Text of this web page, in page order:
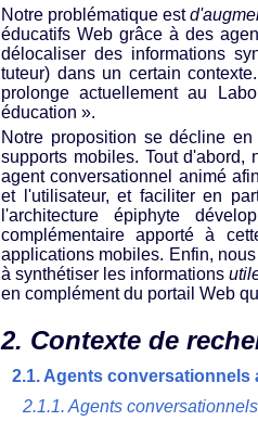
Notre problématique est
éducatifs Web grâce à des
délocaliser des informations
tuteur) dans un certain
prolonge actuellement au
éducation ».
Notre proposition se décline
supports mobiles. Tout d'abord,
agent conversationnel animé
et l'utilisateur, et faciliter en
l'architecture épiphyte
complémentaire apporté à
applications mobiles. Enfin,
à synthétiser les informations
en complément du portail Web
2. Contexte de
2.1. Agents
2.1.1. Agents